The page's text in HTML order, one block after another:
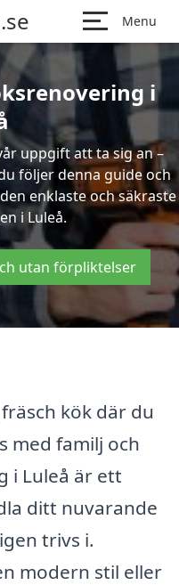
Menu
i
uppgift att ta sig an –
följer denna guide och
enklaste och säkraste
i Luleå.
utan förpliktelser
kök där du
med familj och
i Luleå är ett
ditt nuvarande
trivs i.
modern stil eller